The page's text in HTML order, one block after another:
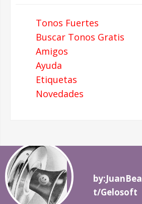
Tonos Fuertes
Buscar Tonos Gratis
Amigos
Ayuda
Etiquetas
Novedades
by:JuanBea
t/Gelosoft